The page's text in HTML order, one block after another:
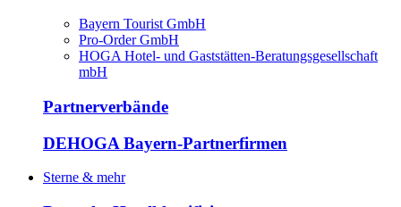
Bayern Tourist GmbH
Pro-Order GmbH
HOGA Hotel- und Gaststätten-Beratungsgesellschaft
mbH
Partnerverbände
DEHOGA Bayern-Partnerfirmen
Sterne & mehr